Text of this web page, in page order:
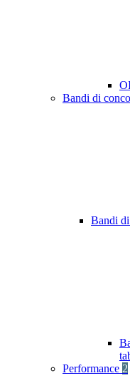
Bandi di
Bandi
Performance 2